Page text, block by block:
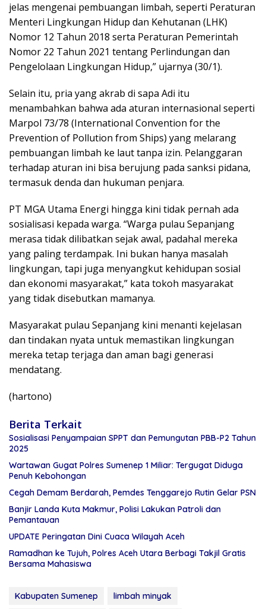
jelas mengenai pembuangan limbah, seperti Peraturan
Menteri Lingkungan Hidup dan Kehutanan (LHK)
Nomor 12 Tahun 2018 serta Peraturan Pemerintah
Nomor 22 Tahun 2021 tentang Perlindungan dan
Pengelolaan Lingkungan Hidup,” ujarnya (30/1).
Selain itu, pria yang akrab di sapa Adi itu
menambahkan bahwa ada aturan internasional seperti
Marpol 73/78 (International Convention for the
Prevention of Pollution from Ships) yang melarang
pembuangan limbah ke laut tanpa izin. Pelanggaran
terhadap aturan ini bisa berujung pada sanksi pidana,
termasuk denda dan hukuman penjara.
PT MGA Utama Energi hingga kini tidak pernah ada
sosialisasi kepada warga. “Warga pulau Sepanjang
merasa tidak dilibatkan sejak awal, padahal mereka
yang paling terdampak. Ini bukan hanya masalah
lingkungan, tapi juga menyangkut kehidupan sosial
dan ekonomi masyarakat,” kata tokoh masyarakat
yang tidak disebutkan mamanya.
Masyarakat pulau Sepanjang kini menanti kejelasan
dan tindakan nyata untuk memastikan lingkungan
mereka tetap terjaga dan aman bagi generasi
mendatang.
(hartono)
Berita Terkait
Sosialisasi Penyampaian SPPT dan Pemungutan PBB-P2 Tahun
2025
Wartawan Gugat Polres Sumenep 1 Miliar: Tergugat Diduga
Penuh Kebohongan
Cegah Demam Berdarah, Pemdes Tenggarejo Rutin Gelar PSN
Banjir Landa Kuta Makmur, Polisi Lakukan Patroli dan
Pemantauan
UPDATE Peringatan Dini Cuaca Wilayah Aceh
Ramadhan ke Tujuh, Polres Aceh Utara Berbagi Takjil Gratis
Bersama Mahasiswa
Kabupaten Sumenep limbah minyak